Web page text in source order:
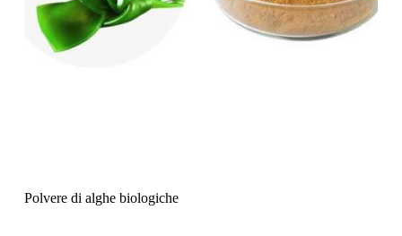
Polvere di alghe biologiche